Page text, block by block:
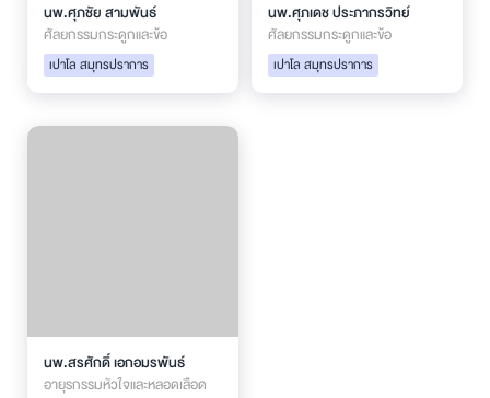
นพ.ศุภชัย สามพันธ์
ศัลยกรรมกระดูกและข้อ
เปาโล สมุทรปราการ
นพ.ศุภเดช ประภากรวิทย์
ศัลยกรรมกระดูกและข้อ
เปาโล สมุทรปราการ
นพ.สรศักดิ์ เอกอมรพันธ์
อายุรกรรมหัวใจและหลอดเลือด